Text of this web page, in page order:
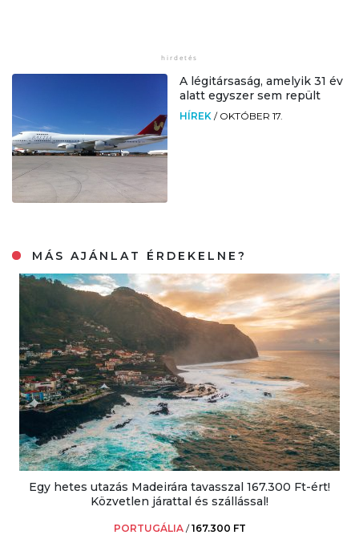
A légitársaság, amelyik 31 év
alatt egyszer sem repült
HÍREK / OKTÓBER 17.
MÁS AJÁNLAT ÉRDEKELNE?
Egy hetes utazás Madeirára tavasszal 167.300 Ft-ért!
Közvetlen járattal és szállással!
PORTUGÁLIA /167.300 FT